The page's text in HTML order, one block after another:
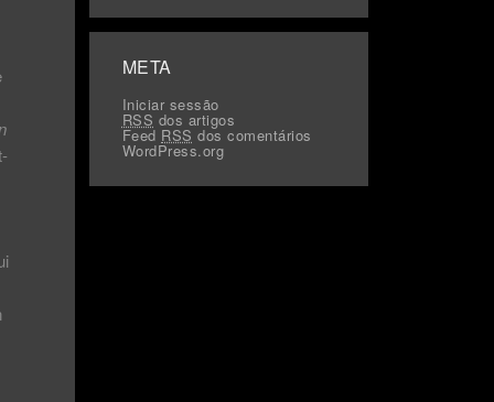
META
Iniciar sessão
RSS dos artigos
Feed RSS dos comentários
WordPress.org